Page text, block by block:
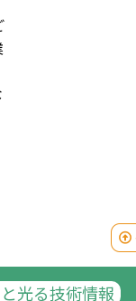
光る技術情報